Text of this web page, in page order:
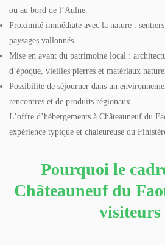
ou au bord de l’Aulne.
Proximité immédiate avec la nature :
paysages vallonnés.
Mise en avant du patrimoine local :
d’époque, vieilles pierres et matériaux
Possibilité de séjourner dans un
rencontres et de produits régionaux.
L’offre d’hébergements à Châteauneuf du
expérience typique et chaleureuse du
Pourquoi le
Châteauneuf du
visiteurs